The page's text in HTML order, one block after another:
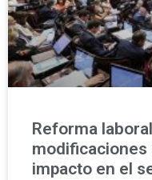
Reforma
modificaciones
impacto en el